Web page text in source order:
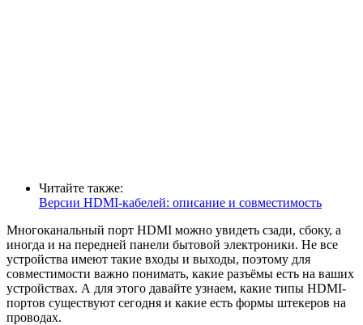
Читайте также:
Версии HDMI-кабелей: описание и совместимость
Многоканальный порт HDMI можно увидеть сзади, сбоку, а
иногда и на передней панели бытовой электроники. Не все
устройства имеют такие входы и выходы, поэтому для
совместимости важно понимать, какие разъёмы есть на ваших
устройствах. А для этого давайте узнаем, какие типы HDMI-
портов существуют сегодня и какие есть формы штекеров на
проводах.